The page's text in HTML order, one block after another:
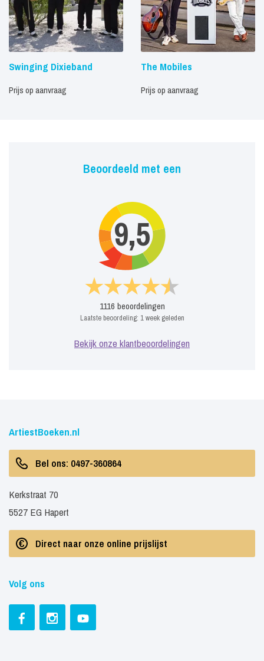
Swinging Dixieband
Prijs op aanvraag
The Mobiles
Prijs op aanvraag
Beoordeeld met een
9,5
1116 beoordelingen
Laatste beoordeling: 1 week geleden
Bekijk onze klantbeoordelingen
ArtiestBoeken.nl
Bel ons: 0497-360864
Kerkstraat 70
5527 EG Hapert
Direct naar onze online prijslijst
Volg ons